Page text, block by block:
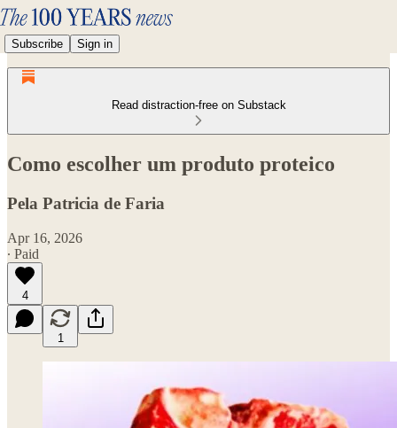
Subscribe Sign in
Read distraction-free on Substack
Como escolher um produto proteico
Pela Patricia de Faria
Apr 16, 2026
∙ Paid
4
1